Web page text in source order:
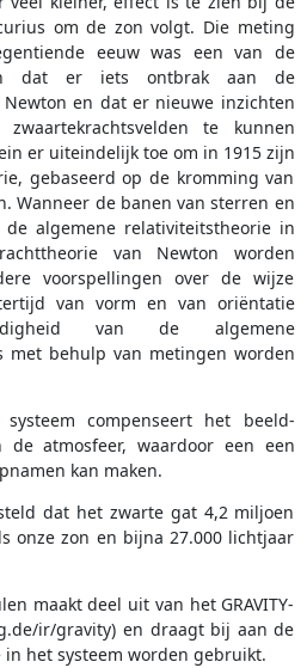
om de zon volgt. Die meting
eeuw was een van de
dat er iets ontbrak aan de
en dat er nieuwe inzichten
te kunnen
er uiteindelijk toe om in 1915 zijn
gebaseerd op de kromming van
Wanneer de banen van sterren en
algemene relativiteitstheorie in
van Newton worden
voorspellingen over de wijze
van vorm en van oriëntatie
van de algemene
met behulp van metingen worden
compenseert het beeld-
de atmosfeer, waardoor een een
kan maken.
dat het zwarte gat 4,2 miljoen
onze zon en bijna 27.000 lichtjaar
maakt deel uit van het GRAVITY-
ir/gravity) en draagt bij aan de
het systeem worden gebruikt.